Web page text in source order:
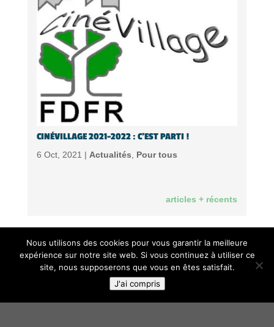
CINÉVILLAGE 2021-2022 : C’EST PARTI !
6 Oct, 2021 | Actualités Pour tous
articles + récents
Foyers Ruraux de l'Autunois Morvan
4 rue du Moulin des Roches
Nous utilisons des cookies pour vous garantir la meilleure
expérience sur notre site web. Si vous continuez à utiliser ce
site, nous supposerons que vous en êtes satisfait.
J'ai compris